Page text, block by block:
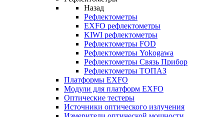
Назад
Рефлектометры
EXFO рефлектометры
KIWI рефлектометры
Рефлектометры FOD
Рефлектометры Yokogawa
Рефлектометры Связь Прибор
Рефлектометры ТОПАЗ
Платформы EXFO
Модули для платформ EXFO
Оптические тестеры
Источники оптического излучения